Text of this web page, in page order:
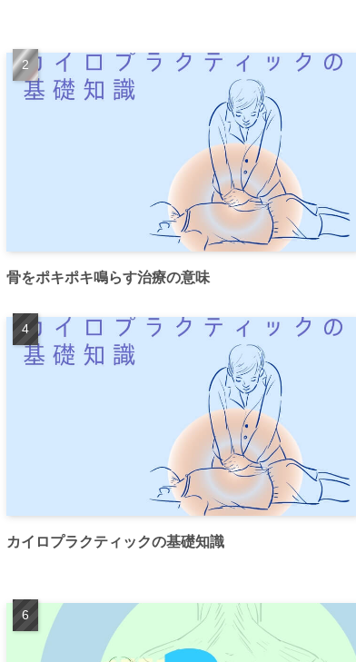
骨をポキポキ鳴らす治療の意味
カイロプラクティックの基礎知識